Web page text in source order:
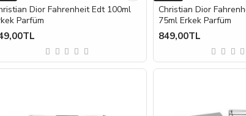
Dior Fahrenheit Edt 100ml
Parfüm
Christian Dior
75ml Erkek Parfüm
849,00TL